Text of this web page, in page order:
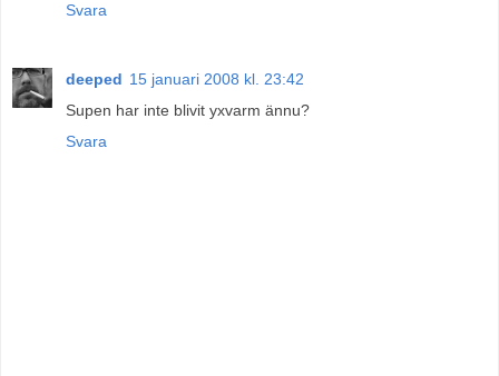
Svara
deeped 15 januari 2008 kl. 23:42
Supen har inte blivit yxvarm ännu?
Svara